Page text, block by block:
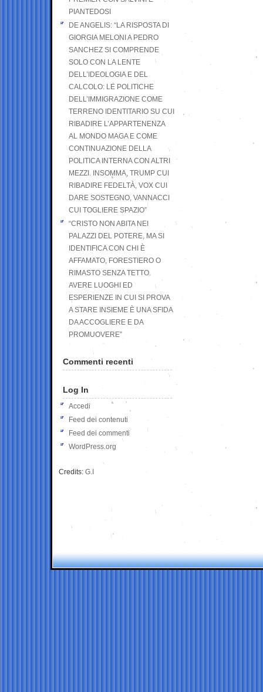
PIANTEDOSI
DE ANGELIS: “LA RISPOSTA DI
GIORGIA MELONI A PEDRO
SANCHEZ SI COMPRENDE
SOLO CON LA LENTE
DELL’IDEOLOGIA E DEL
CALCOLO: LE POLITICHE
DELL’IMMIGRAZIONE COME
TERRENO IDENTITARIO SU CUI
RIBADIRE L’APPARTENENZA
AL MONDO MAGA E COME
CONTINUAZIONE DELLA
POLITICA INTERNA CON ALTRI
MEZZI. INSOMMA, TRUMP CUI
RIBADIRE FEDELTÀ, VOX CUI
DARE SOSTEGNO, VANNACCI
CUI TOGLIERE SPAZIO”
“CRISTO NON ABITA NEI
PALAZZI DEL POTERE, MA SI
IDENTIFICA CON CHI È
AFFAMATO, FORESTIERO O
RIMASTO SENZA TETTO.
AVERE LUOGHI ED
ESPERIENZE IN CUI SI PROVA
A STARE INSIEME È UNA SFIDA
DA ACCOGLIERE E DA
PROMUOVERE”
Commenti recenti
Log In
Accedi
Feed dei contenuti
Feed dei commenti
WordPress.org
Credits: G.I